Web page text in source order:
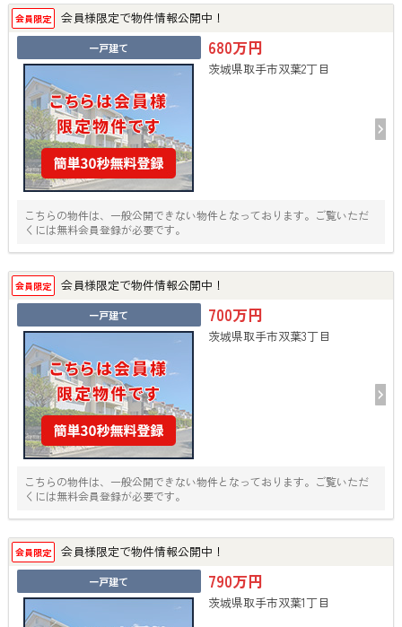
会員限定 会員様限定で物件情報公開中！
一戸建て 680万円
茨城県取手市双葉2丁目
こちらの物件は、一般公開できない物件となっております。ご覧いただ
くには無料会員登録が必要です。
会員限定 会員様限定で物件情報公開中！
一戸建て 700万円
茨城県取手市双葉3丁目
こちらの物件は、一般公開できない物件となっております。ご覧いただ
くには無料会員登録が必要です。
会員限定 会員様限定で物件情報公開中！
一戸建て 790万円
茨城県取手市双葉1丁目